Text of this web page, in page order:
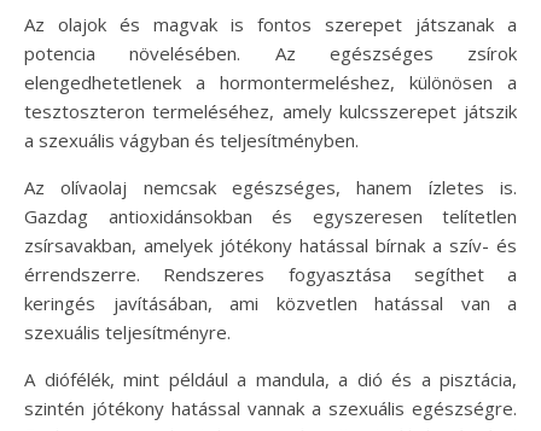
Az olajok és magvak is fontos szerepet játszanak a
potencia növelésében. Az egészséges zsírok
elengedhetetlenek a hormontermeléshez, különösen a
tesztoszteron termeléséhez, amely kulcsszerepet játszik
a szexuális vágyban és teljesítményben.
Az olívaolaj nemcsak egészséges, hanem ízletes is.
Gazdag antioxidánsokban és egyszeresen telítetlen
zsírsavakban, amelyek jótékony hatással bírnak a szív- és
érrendszerre. Rendszeres fogyasztása segíthet a
keringés javításában, ami közvetlen hatással van a
szexuális teljesítményre.
A diófélék, mint például a mandula, a dió és a pisztácia,
szintén jótékony hatással vannak a szexuális egészségre.